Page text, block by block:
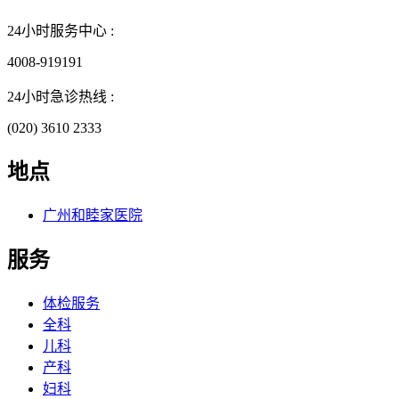
24小时服务中心 :
4008-919191
24小时急诊热线 :
(020) 3610 2333
地点
广州和睦家医院
服务
体检服务
全科
儿科
产科
妇科